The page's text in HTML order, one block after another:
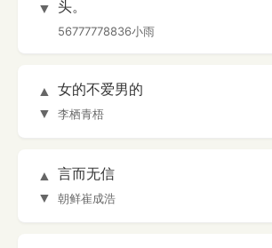
▼ 头。
56777778836小雨
▲
▼
女的不爱男的
李栖青梧
▲
▼
言而无信
朝鲜崔成浩